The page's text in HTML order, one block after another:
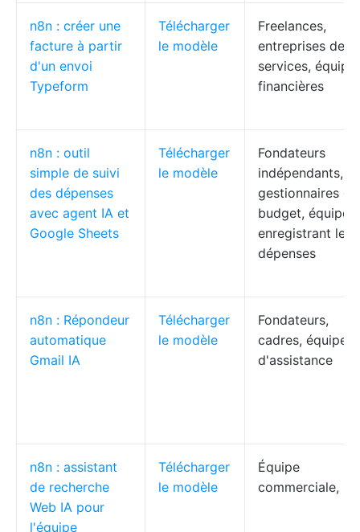
n8n : créer une
facture à partir
d'un envoi
Typeform
Télécharger
le modèle
Freelances,
entreprises de
services,
financières
n8n : outil
simple de suivi
des dépenses
avec agent IA et
Google Sheets
Télécharger
le modèle
Fondateurs
indépendants,
gestionnaires de
budget, équipes
enregistrant
dépenses
n8n : Répondeur
automatique
Gmail IA
Télécharger
le modèle
Fondateurs,
cadres, équipes
d'assistance
n8n : assistant
de recherche
Web IA pour
l'équipe
Télécharger
le modèle
Équipe
commerciale,